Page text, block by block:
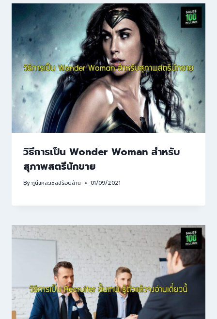
วิธีการเป็น Wonder Woman สำหรับ
สุภาพสตรีนักขาย
Byกูนี่แหละเซลล์ร้อยล้าน 01/09/2021